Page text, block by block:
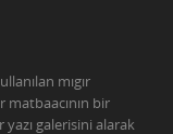
mıgır
bir
galerisini alarak